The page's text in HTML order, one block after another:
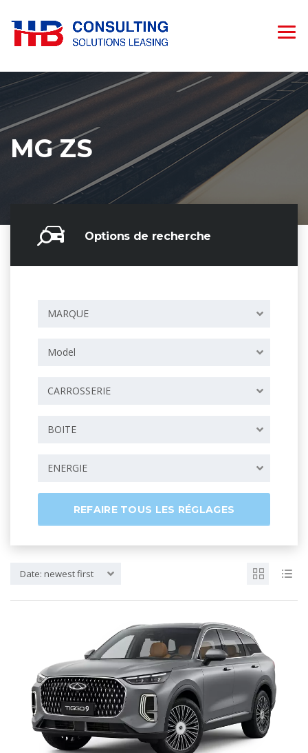
MG ZS
Options de recherche
MARQUE
Model
CARROSSERIE
BOITE
ENERGIE
REFAIRE TOUS LES RÉGLAGES
Date: newest first